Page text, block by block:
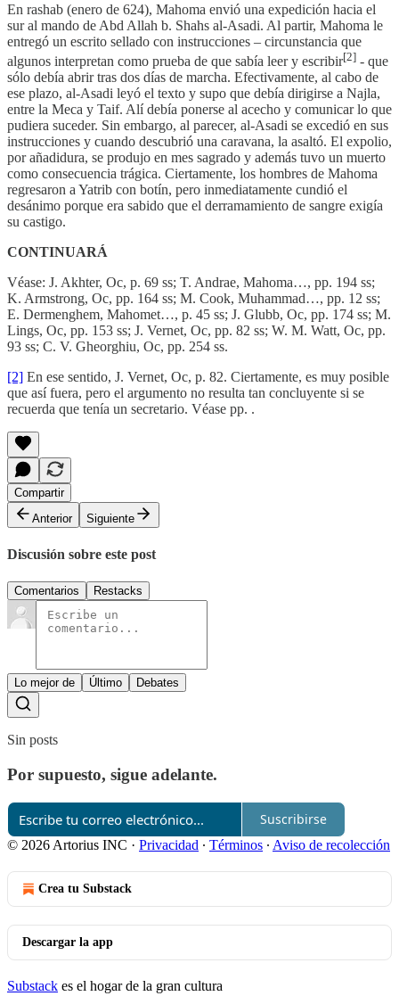
En rashab (enero de 624), Mahoma envió una expedición hacia el
sur al mando de Abd Allah b. Shahs al-Asadi. Al partir, Mahoma le
entregó un escrito sellado con instrucciones – circunstancia que
algunos interpretan como prueba de que sabía leer y escribir[2] - que
sólo debía abrir tras dos días de marcha. Efectivamente, al cabo de
ese plazo, al-Asadi leyó el texto y supo que debía dirigirse a Najla,
entre la Meca y Taif. Alí debía ponerse al acecho y comunicar lo que
pudiera suceder. Sin embargo, al parecer, al-Asadi se excedió en sus
instrucciones y cuando descubrió una caravana, la asaltó. El expolio,
por añadidura, se produjo en mes sagrado y además tuvo un muerto
como consecuencia trágica. Ciertamente, los hombres de Mahoma
regresaron a Yatrib con botín, pero inmediatamente cundió el
desánimo porque era sabido que el derramamiento de sangre exigía
su castigo.
CONTINUARÁ
Véase: J. Akhter, Oc, p. 69 ss; T. Andrae, Mahoma…, pp. 194 ss;
K. Armstrong, Oc, pp. 164 ss; M. Cook, Muhammad…, pp. 12 ss;
E. Dermenghem, Mahomet…, p. 45 ss; J. Glubb, Oc, pp. 174 ss; M.
Lings, Oc, pp. 153 ss; J. Vernet, Oc, pp. 82 ss; W. M. Watt, Oc, pp.
93 ss; C. V. Gheorghiu, Oc, pp. 254 ss.
[2] En ese sentido, J. Vernet, Oc, p. 82. Ciertamente, es muy posible
que así fuera, pero el argumento no resulta tan concluyente si se
recuerda que tenía un secretario. Véase pp. .
Compartir
Anterior
Siguiente
Discusión sobre este post
Comentarios Restacks
Lo mejor de Último Debates
Sin posts
Por supuesto, sigue adelante.
Suscribirse
© 2026 Artorius INC · Privacidad ∙ Términos ∙ Aviso de recolección
Crea tu Substack
Descargar la app
Substack es el hogar de la gran cultura